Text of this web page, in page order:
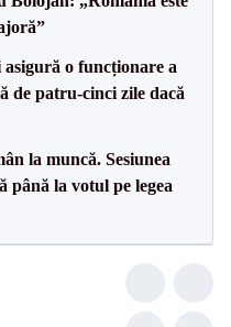
o funcționare a
de patru-cinci zile dacă
la muncă. Sesiunea
la votul pe legea